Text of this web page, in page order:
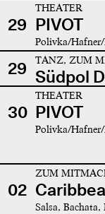
29
THEATER
PIVOT
Polivka/
29 TANZ, ZUM
Südpol
30
THEATER
PIVOT
Polivka/
02
ZUM
Salsa, Bachata,